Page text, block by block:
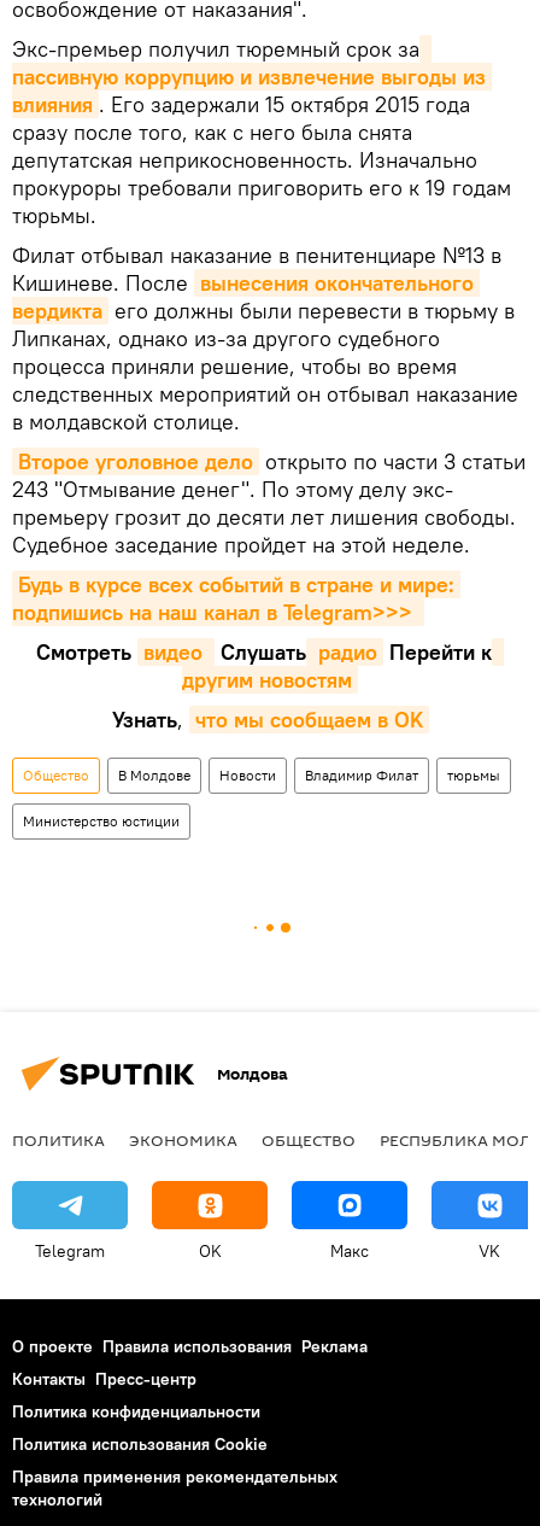
освобождение от наказания".
Экс-премьер получил тюремный срок за
пассивную коррупцию и извлечение выгоды из
влияния . Его задержали 15 октября 2015 года
сразу после того, как с него была снята
депутатская неприкосновенность. Изначально
прокуроры требовали приговорить его к 19 годам
тюрьмы.
Филат отбывал наказание в пенитенциаре №13 в
Кишиневе. После вынесения окончательного
вердикта его должны были перевести в тюрьму в
Липканах, однако из-за другого судебного
процесса приняли решение, чтобы во время
следственных мероприятий он отбывал наказание
в молдавской столице.
Второе уголовное дело открыто по части 3 статьи
243 "Отмывание денег". По этому делу экс-
премьеру грозит до десяти лет лишения свободы.
Судебное заседание пройдет на этой неделе.
Будь в курсе всех событий в стране и мире:
подпишись на наш канал в Telegram>>>
Смотреть видео Cлушать радио Перейти к
другим новостям
Узнать, что мы сообщаем в OK
Общество В Молдове Новости Владимир Филат тюрьмы
Министерство юстиции
Молдова
ПОЛИТИКА ЭКОНОМИКА ОБЩЕСТВО РЕСПУБЛИКА
Telegram OK Макс VK
О проекте Правила использования Реклама
Контакты Пресс-центр
Политика конфиденциальности
Политика использования Cookie
Правила применения рекомендательных
технологий